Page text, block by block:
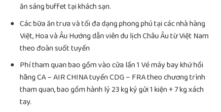
ăn sáng buffet tại khách sạn.
Các bữa ăn trưa và tối đa dạng phong phú tại các nhà hàng
Việt, Hoa và Âu Hướng dẫn viên du lịch Châu Âu từ Việt Nam
theo đoàn suốt tuyến
Phí tham quan bao gồm vào cửa lần 1 Vé máy bay khứ hồi
hãng CA – AIR CHINA tuyến CDG – FRA theo chương trình
tham quan, bao gồm hành lý 23 kg ký gửi 1 kiện + 7 kg xách
tay.